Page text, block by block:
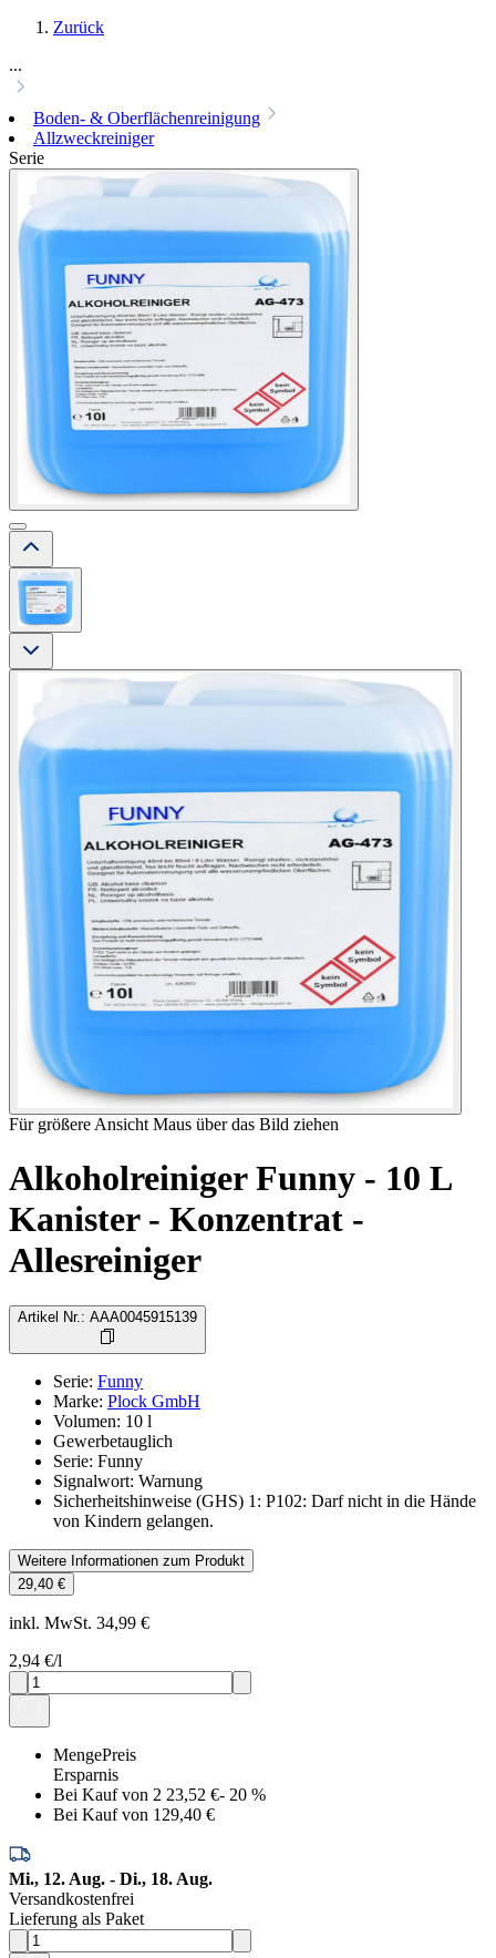
Zurück
...
Boden- & Oberflächenreinigung
Allzweckreiniger
Serie
Für größere Ansicht Maus über das Bild ziehen
Alkoholreiniger Funny - 10 L
Kanister - Konzentrat -
Allesreiniger
Artikel Nr. : AAA0045915139
Serie: Funny
Marke: Plock GmbH
Volumen: 10 l
Gewerbetauglich
Serie: Funny
Signalwort: Warnung
Sicherheitshinweise (GHS) 1 : P102: Darf nicht in die Hände
von Kindern gelangen.
Weitere Informationen zum Produkt
29,40 €
inkl. MwSt. 34,99 €
2,94 €/l
MengePreis
Ersparnis
Bei Kauf von 2 23,52 €- 20 %
Bei Kauf von 1 29,40 €
Mi., 12. Aug. - Di., 18. Aug.
Versandkostenfrei
Lieferung als Paket